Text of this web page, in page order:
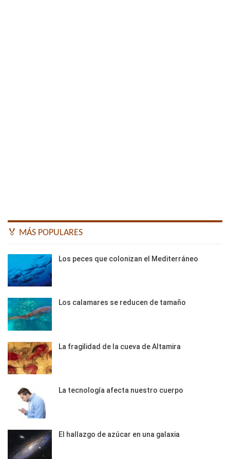
🏅 MÁS POPULARES
Los peces que colonizan el Mediterráneo
Los calamares se reducen de tamaño
La fragilidad de la cueva de Altamira
La tecnología afecta nuestro cuerpo
El hallazgo de azúcar en una galaxia